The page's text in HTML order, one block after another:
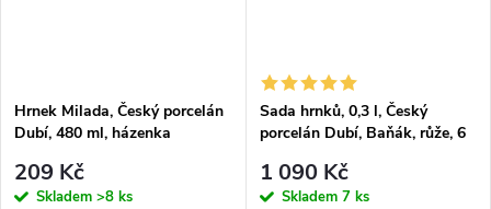
Hrnek Milada, Český porcelán
Dubí, 480 ml, házenka
209 Kč
Skladem >8 ks
Sada hrnků, 0,3 l, Český
porcelán Dubí, Baňák, růže, 6
1 090 Kč
Skladem 7 ks